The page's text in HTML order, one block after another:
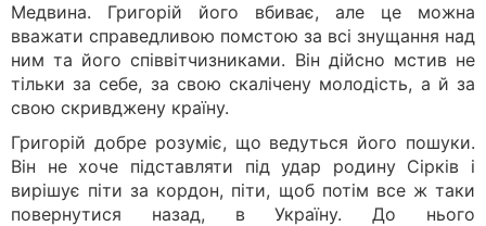
Медвина. Григорій його вбиває, але це можна
вважати справедливою помстою за всі знущання над
ним та його співвітчизниками. Він дійсно мстив не
тільки за себе, за свою скалічену молодість, а й за
свою скривджену країну.
Григорій добре розуміє, що ведуться його пошуки.
Він не хоче підставляти під удар родину Сірків і
вирішує піти за кордон, піти, щоб потім все ж таки
повернутися назад, в Україну. До нього